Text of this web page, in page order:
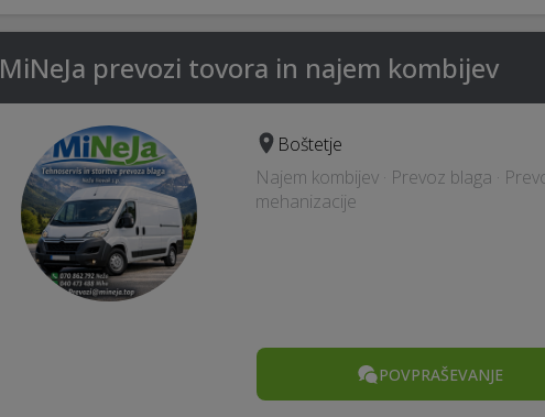
MiNeJa prevozi tovora in najem kombijev
Boštetje
Najem kombijev · Prevoz blaga ·
mehanizacije
POVPRAŠEVANJE